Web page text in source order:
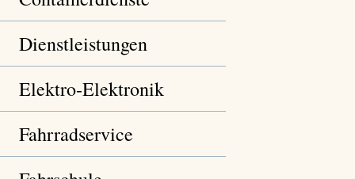
Dienstleistungen
Elektro-Elektronik
Fahrradservice